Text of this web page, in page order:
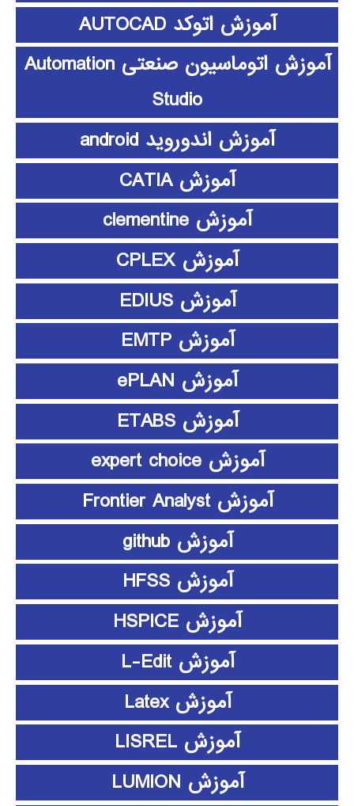
آموزش اتوکد AUTOCAD
آموزش اتوماسیون صنعتی Automation
Studio
آموزش اندوروید android
آموزش CATIA
آموزش clementine
آموزش CPLEX
آموزش EDIUS
آموزش EMTP
آموزش ePLAN
آموزش ETABS
آموزش expert choice
آموزش Frontier Analyst
آموزش github
آموزش HFSS
آموزش HSPICE
آموزش L-Edit
آموزش Latex
آموزش LISREL
آموزش LUMION